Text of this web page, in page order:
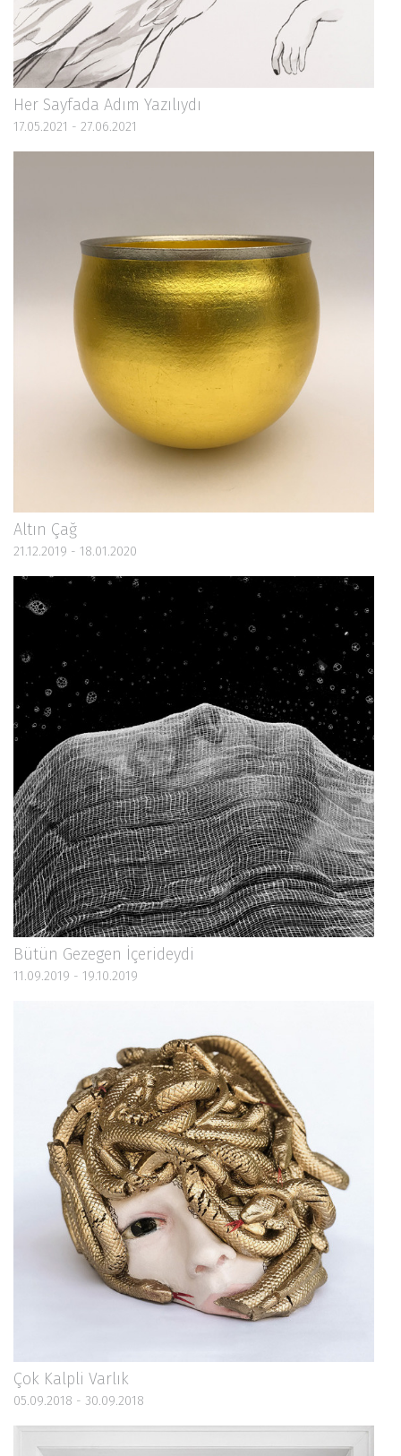
Her Sayfada Adım Yazılıydı
17.05.2021 - 27.06.2021
Altın Çağ
21.12.2019 - 18.01.2020
Bütün Gezegen İçerideydi
11.09.2019 - 19.10.2019
Çok Kalpli Varlık
05.09.2018 - 30.09.2018